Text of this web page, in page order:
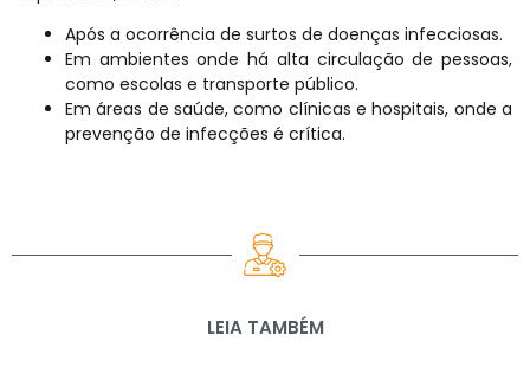
Após a ocorrência de surtos de doenças infecciosas.
Em ambientes onde há alta circulação de pessoas,
como escolas e transporte público.
Em áreas de saúde, como clínicas e hospitais, onde a
prevenção de infecções é crítica.
LEIA TAMBÉM